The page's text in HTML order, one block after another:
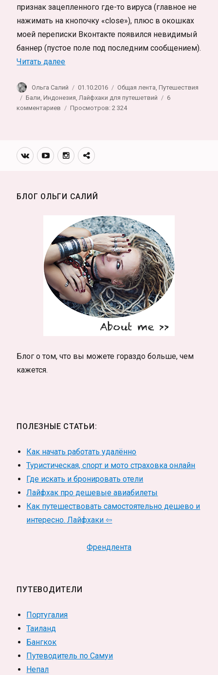
признак зацепленного где-то вируса (главное не
нажимать на кнопочку «close»), плюс в окошках
моей переписки Вконтакте появился невидимый
баннер (пустое поле под последним сообщением).
Читать далее«Особенности интернета в Индонезии.
Автор
Ольга Салий Опубликовано
01.10.2016 Рубрики
Общая лента,Путешествия
Метки
Бали,Индонезия,Лайфхаки для путешетвий
6
комментариев
в
Индонезии.
пустое
сообщениях
Вк?
Просмотров: 2 324
Вконтакте
YoutubeИнстаграмм
Телеграм
БЛОГ ОЛЬГИ САЛИЙ
Блог о том, что вы можете гораздо больше, чем
кажется.
ПОЛЕЗНЫЕ СТАТЬИ:
Как начать работать удалённо
Туристическая, спорт и мото страховка онлайн
Где искать и бронировать отели
Лайфхак про дешевые авиабилеты
Как путешествовать самостоятельно дешево и
интересно. Лайфхаки ⇦
Френдлента
ПУТЕВОДИТЕЛИ
Португалия
Таиланд
Бангкок
Путеводитель по Самуи
Непал